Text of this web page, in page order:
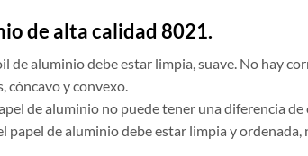
de alta calidad 8021.
de aluminio debe estar limpia, suave. No hay
cóncavo y convexo.
de aluminio no puede tener una diferencia
papel de aluminio debe estar limpia y